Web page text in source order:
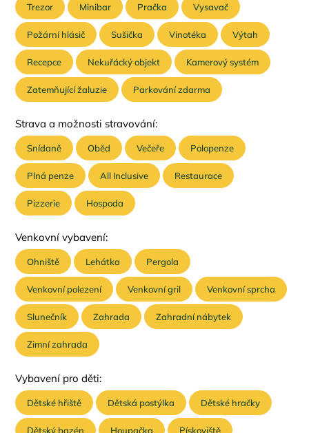
Trezor Minibar Pračka Vysavač
Požární hlásič Sušička Vinotéka Výtah
Recepce Nekuřácký objekt Kamerový systém
Zatemňující žaluzie Parkování zdarma
Strava a možnosti stravování:
Snídaně Oběd Večeře Polopenze
Plná penze All Inclusive Restaurace
Pizzerie Hospoda
Venkovní vybavení:
Ohniště Lehátka Pergola
Venkovní polezení Venkovní gril Venkovní sprcha
Slunečník Zahrada Zahradní nábytek
Zimní zahrada
Vybavení pro děti:
Dětské hřiště Dětská postýlka Dětské hračky
Dětský bazén Houpačka Pískoviště